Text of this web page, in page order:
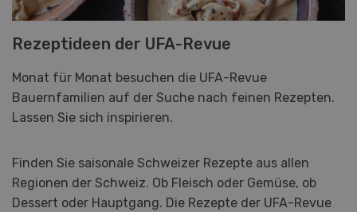
Rezeptideen der UFA-Revue
Monat für Monat besuchen die UFA-Revue
Bauernfamilien auf der Suche nach feinen Rezepten.
Lassen Sie sich inspirieren.
Finden Sie saisonale Schweizer Rezepte aus allen
Regionen der Schweiz. Ob Fleisch oder Gemüse, ob
Dessert oder Hauptgang. Die Rezepte der UFA-Revue